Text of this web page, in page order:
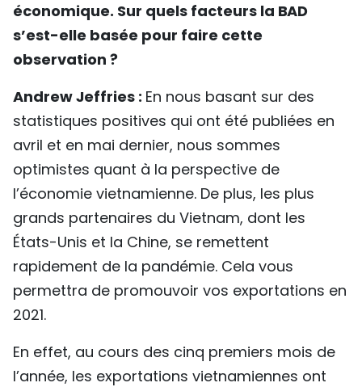
économique. Sur quels facteurs la BAD
s’est-elle basée pour faire cette
observation ?
Andrew Jeffries : En nous basant sur des
statistiques positives qui ont été publiées en
avril et en mai dernier, nous sommes
optimistes quant à la perspective de
l’économie vietnamienne. De plus, les plus
grands partenaires du Vietnam, dont les
États-Unis et la Chine, se remettent
rapidement de la pandémie. Cela vous
permettra de promouvoir vos exportations en
2021.
En effet, au cours des cinq premiers mois de
l’année, les exportations vietnamiennes ont